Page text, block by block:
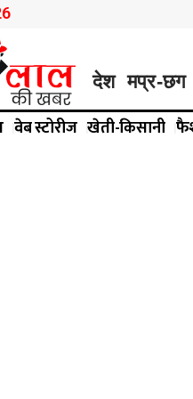
देश मप्र-छग
वेब स्टोरीज खेती-किसानी